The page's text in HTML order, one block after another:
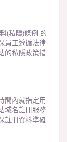
(私隱)條例 的
員工遵循法律
的私隱政策措
間內就指定用
域名註冊服務
註冊資料準確